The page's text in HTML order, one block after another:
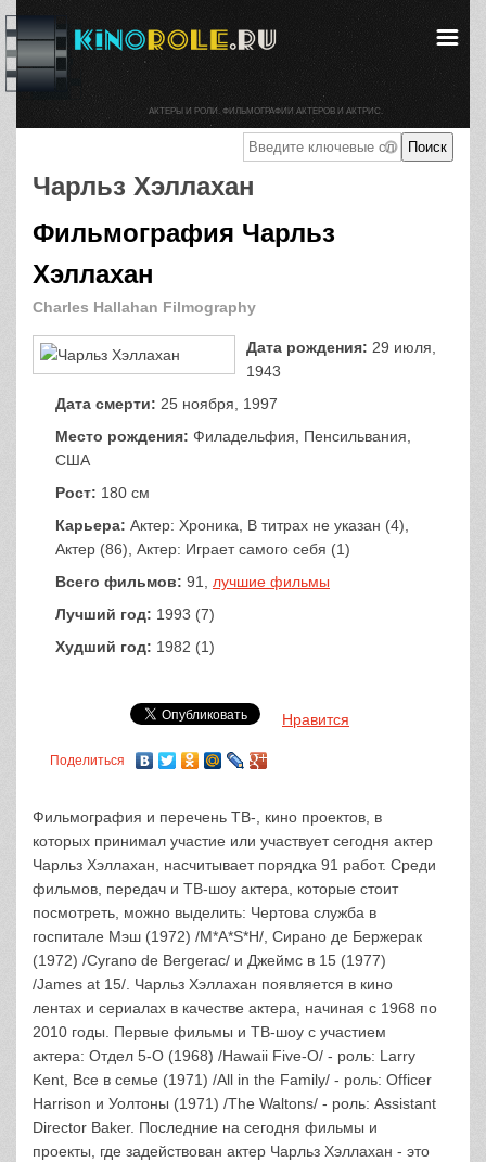
Чарльз Хэллахан
Фильмография Чарльз
Хэллахан
Charles Hallahan Filmography
Дата рождения: 29 июля,
1943
Дата смерти: 25 ноября, 1997
Место рождения: Филадельфия, Пенсильвания,
США
Рост: 180 см
Карьера: Актер: Хроника, В титрах не указан (4),
Актер (86), Актер: Играет самого себя (1)
Всего фильмов: 91, лучшие фильмы
Лучший год: 1993 (7)
Худший год: 1982 (1)
Нравится
Поделиться
Фильмография и перечень ТВ-, кино проектов, в
которых принимал участие или участвует сегодня актер
Чарльз Хэллахан, насчитывает порядка 91 работ. Среди
фильмов, передач и ТВ-шоу актера, которые стоит
посмотреть, можно выделить: Чертова служба в
госпитале Мэш (1972) /M*A*S*H/, Сирано де Бержерак
(1972) /Cyrano de Bergerac/ и Джеймс в 15 (1977)
/James at 15/. Чарльз Хэллахан появляется в кино
лентах и сериалах в качестве актера, начиная с 1968 по
2010 годы. Первые фильмы и ТВ-шоу с участием
актера: Отдел 5-O (1968) /Hawaii Five-O/ - роль: Larry
Kent, Все в семье (1971) /All in the Family/ - роль: Officer
Harrison и Уолтоны (1971) /The Waltons/ - роль: Assistant
Director Baker. Последние на сегодня фильмы и
проекты, где задействован актер Чарльз Хэллахан - это
АКТЕРЫ И РОЛИ. ФИЛЬМОГРАФИИ АКТЕРОВ И АКТРИС.